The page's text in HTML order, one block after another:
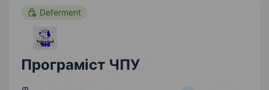
Deferment
Програміст ЧПУ